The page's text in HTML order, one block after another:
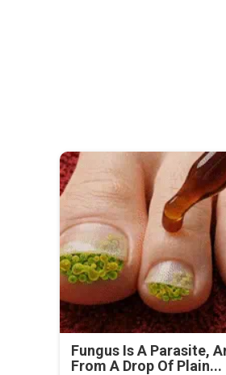
Fungus Is A Parasite,
From A Drop Of Plain...